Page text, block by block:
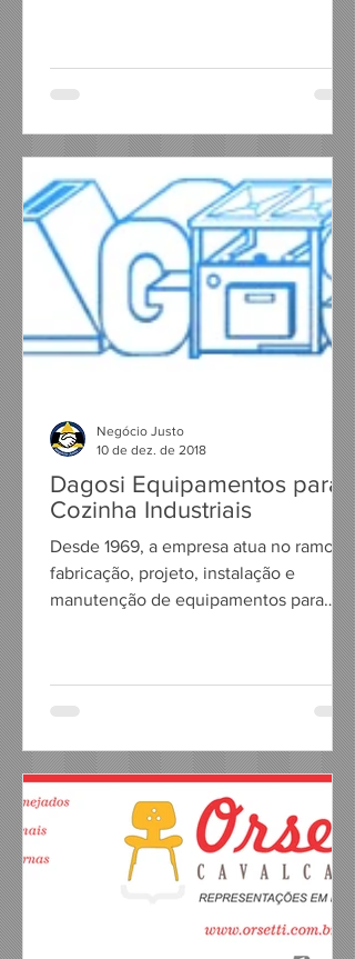
de aço Fabricação de Módulos de salas
corporativas WhatsApp: 13 98167-8204
Endereço: Avenida Nossa Senhora de
Fátima, 206 - Saboó - Santos/SP Site:
www.anjoscortesedobras.com.br Insta:
@anjoscortesedobras Contato: Sergio
Dagosi Equipamentos para
Cozinha Industriais
Desde 1969, a empresa atua no ramo de
fabricação, projeto, instalação e
manutenção de equipamentos para
cozinhas comerciais e industriais, como
exaustores, churrasqueiras, tampos de
pia, mesas e outros em aço inoxidável,
bem como instalações de tubulações e
registros para GLP e GN; também na
fabricação de alguns equipamentos de
uso doméstico, como suportes de
espetos, churrasqueiras e coifas.
Endereço: Rua Constituição, 220 a 224
Negócio Justo
10 de dez. de 2018